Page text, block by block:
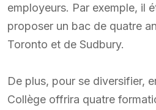
employeurs. Par exemple, il
proposer un bac de quatre
Toronto et de Sudbury.
De plus, pour se diversifier,
Collège offrira quatre